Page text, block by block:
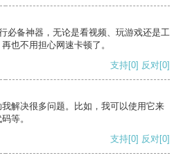
必备神器，无论是看视频、玩游戏还是工
也不用担心网速卡顿了。
支持[0] 反对[0]
解决很多问题。比如，我可以使用它来
等。
支持[0] 反对[0]